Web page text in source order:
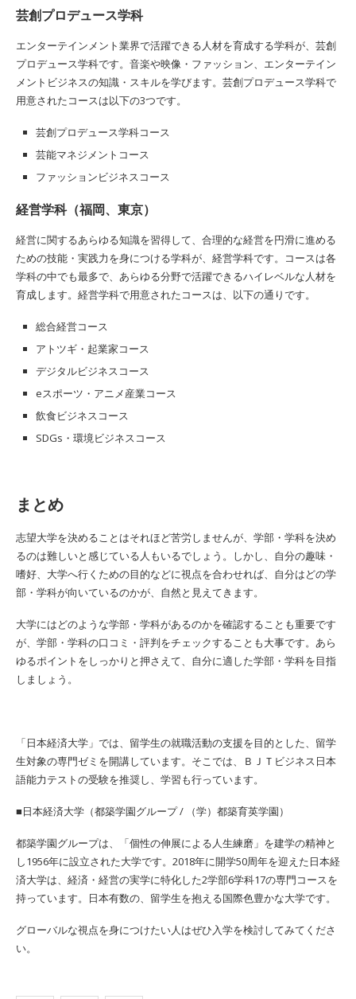
芸創プロデュース学科
エンターテインメント業界で活躍できる人材を育成する学科が、芸創
プロデュース学科です。音楽や映像・ファッション、エンターテイン
メントビジネスの知識・スキルを学びます。芸創プロデュース学科で
用意されたコースは以下の3つです。
芸創プロデュース学科コース
芸能マネジメントコース
ファッションビジネスコース
経営学科（福岡、東京）
経営に関するあらゆる知識を習得して、合理的な経営を円滑に進める
ための技能・実践力を身につける学科が、経営学科です。コースは各
学科の中でも最多で、あらゆる分野で活躍できるハイレベルな人材を
育成します。経営学科で用意されたコースは、以下の通りです。
総合経営コース
アトツギ・起業家コース
デジタルビジネスコース
eスポーツ・アニメ産業コース
飲食ビジネスコース
SDGs・環境ビジネスコース
まとめ
志望大学を決めることはそれほど苦労しませんが、学部・学科を決め
るのは難しいと感じている人もいるでしょう。しかし、自分の趣味・
嗜好、大学へ行くための目的などに視点を合わせれば、自分はどの学
部・学科が向いているのかが、自然と見えてきます。
大学にはどのような学部・学科があるのかを確認することも重要です
が、学部・学科の口コミ・評判をチェックすることも大事です。あら
ゆるポイントをしっかりと押さえて、自分に適した学部・学科を目指
しましょう。
「日本経済大学」では、留学生の就職活動の支援を目的とした、留学
生対象の専門ゼミを開講しています。そこでは、ＢＪＴビジネス日本
語能力テストの受験を推奨し、学習も行っています。
■日本経済大学（都築学園グループ / （学）都築育英学園）
都築学園グループは、「個性の伸展による人生練磨」を建学の精神と
し1956年に設立された大学です。2018年に開学50周年を迎えた日本経
済大学は、経済・経営の実学に特化した2学部6学科17の専門コースを
持っています。日本有数の、留学生を抱える国際色豊かな大学です。
グローバルな視点を身につけたい人はぜひ入学を検討してみてくださ
い。